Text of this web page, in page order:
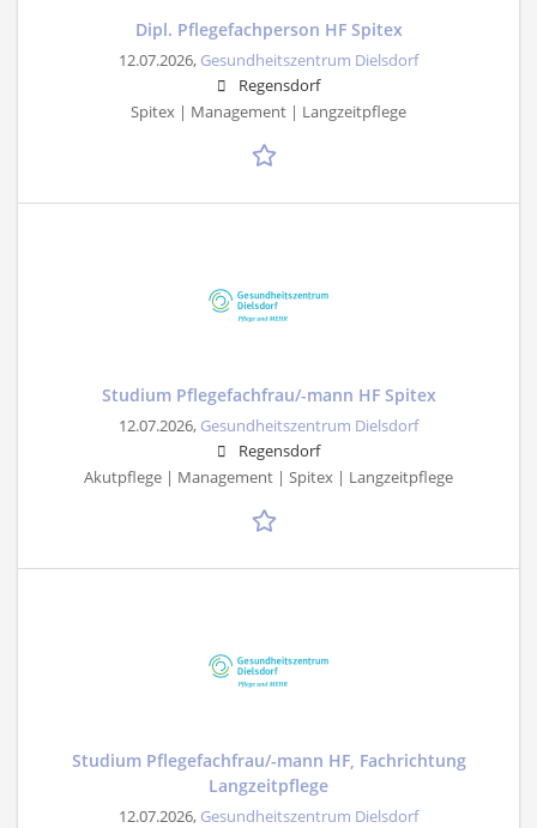
Dipl. Pflegefachperson HF Spitex
12.07.2026, Gesundheitszentrum Dielsdorf
Regensdorf
Spitex | Management | Langzeitpflege
Studium Pflegefachfrau/-mann HF Spitex
12.07.2026, Gesundheitszentrum Dielsdorf
Regensdorf
Akutpflege | Management | Spitex | Langzeitpflege
Studium Pflegefachfrau/-mann HF, Fachrichtung
Langzeitpflege
12.07.2026, Gesundheitszentrum Dielsdorf